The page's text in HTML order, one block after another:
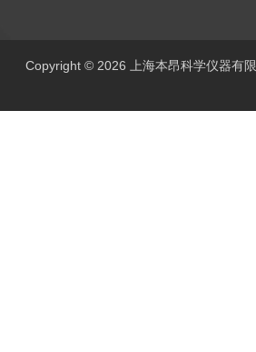
Copyright © 2026 上海本昂科学仪器有